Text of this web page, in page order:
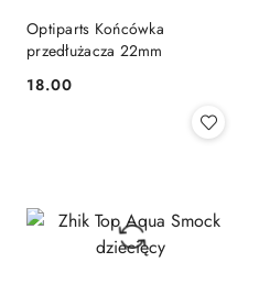
Optiparts Końcówka
przedłużacza 22mm
Cena:
18.00